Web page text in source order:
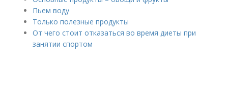
Пьем воду
Только полезные продукты
От чего стоит отказаться во время диеты при
занятии спортом